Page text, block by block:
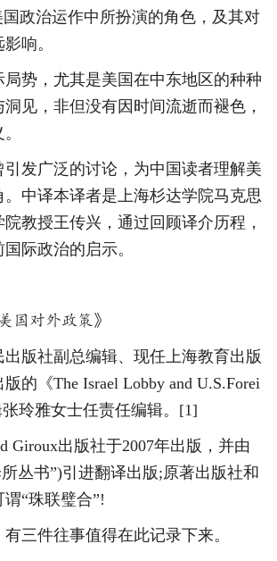
政治运作中所扮演的角色，及其对
响。
势，尤其是美国在中东地区的种种
见，非但没有因时间流逝而褪色，
发广泛的讨论，为中国读者理解美
中译本译者是上海杉达学院马克思
教授王传兴，通过回顾译介历程，
际政治的启示。
国对外政策》
版社副总编辑、现任上海教育出版
的《The Israel Lobby and U.S.Forei
玲雅女士任责任编辑。[1]
Giroux出版社于2007年出版，并由
丛书”)引进翻译出版;原著出版社和
“珠联璧合”!
三件往事值得在此记录下来。